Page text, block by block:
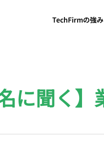
TechFirmの強み
に聞く